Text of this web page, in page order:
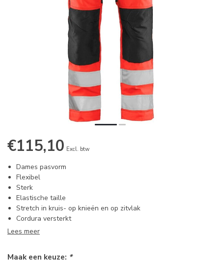
€115,10 Excl. btw
Dames pasvorm
Flexibel
Sterk
Elastische taille
Stretch in kruis- op knieën en op zitvlak
Cordura versterkt
Lees meer
Maak een keuze: *